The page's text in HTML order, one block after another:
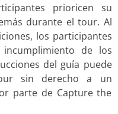
prioricen su
durante el tour. Al
los participantes
de los
del guía puede
sin derecho a un
parte de Capture the